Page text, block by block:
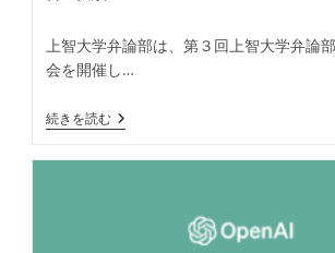
テ
ゴ
リ
上智大学弁論部は、第３回上智大学弁論
会を開催し…
続きを読む第
3